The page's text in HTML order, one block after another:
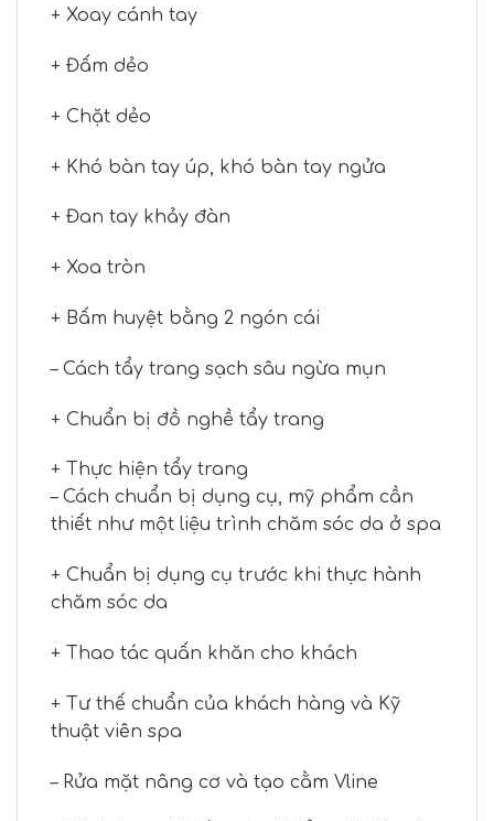
+ Xoay cánh tay
+ Đấm dẻo
+ Chặt dẻo
+ Khó bàn tay úp, khó bàn tay ngửa
+ Đan tay khảy đàn
+ Xoa tròn
+ Bấm huyệt bằng 2 ngón cái
– Cách tẩy trang sạch sâu ngừa mụn
+ Chuẩn bị đồ nghề tẩy trang
+ Thực hiện tẩy trang
– Cách chuẩn bị dụng cụ, mỹ phẩm cần
thiết như một liệu trình chăm sóc da ở spa
+ Chuẩn bị dụng cụ trước khi thực hành
chăm sóc da
+ Thao tác quấn khăn cho khách
+ Tư thế chuẩn của khách hàng và Kỹ
thuật viên spa
– Rửa mặt nâng cơ và tạo cằm Vline